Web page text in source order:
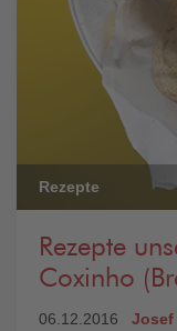
Rezepte
Rezepte
Coxinho
06.12.2016 Josef